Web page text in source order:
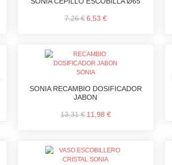
7,26 € 6,53 €
SONIA RECAMBIO DOSIFICADOR
JABON
13,31 € 11,98 €